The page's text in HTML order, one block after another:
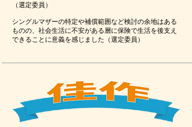
（選定委員）
シングルマザーの特定や補償範囲など検討の余地はある
ものの、社会生活に不安がある層に保険で生活を後支え
できることに意義を感じました（選定委員）